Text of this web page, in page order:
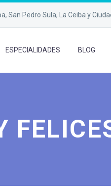
San Pedro Sula, La Ceiba y
ESPECIALIDADES BLOG